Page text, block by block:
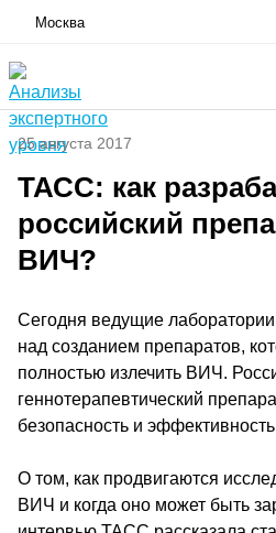
Москва
25 августа 2017
ТАСС: как
российский
ВИЧ?
Сегодня ведущие
над созданием препаратов,
полностью излечить ВИЧ.
геннотерапевтический
безопасность и
О том, как продвигаются
ВИЧ и когда оно может быть